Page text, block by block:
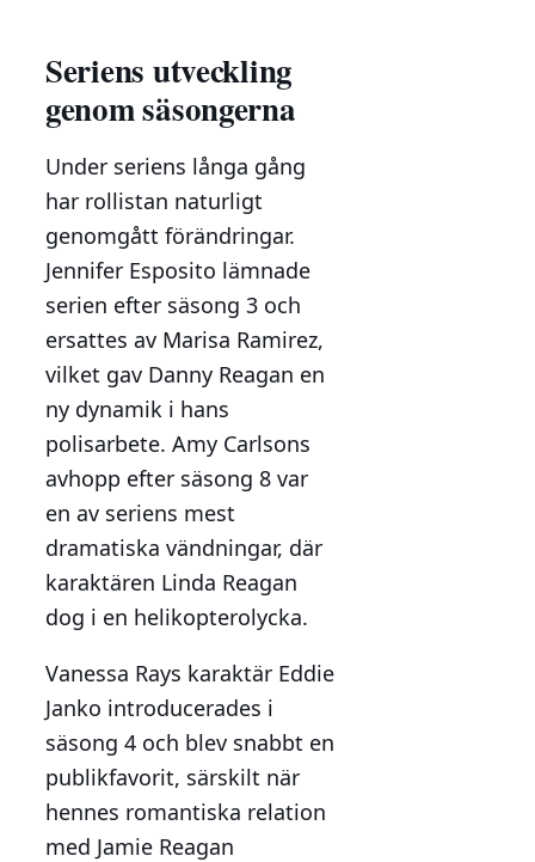
Seriens utveckling
genom säsongerna
Under seriens långa gång
har rollistan naturligt
genomgått förändringar.
Jennifer Esposito lämnade
serien efter säsong 3 och
ersattes av Marisa Ramirez,
vilket gav Danny Reagan en
ny dynamik i hans
polisarbete. Amy Carlsons
avhopp efter säsong 8 var
en av seriens mest
dramatiska vändningar, där
karaktären Linda Reagan
dog i en helikopterolycka.
Vanessa Rays karaktär Eddie
Janko introducerades i
säsong 4 och blev snabbt en
publikfavorit, särskilt när
hennes romantiska relation
med Jamie Reagan